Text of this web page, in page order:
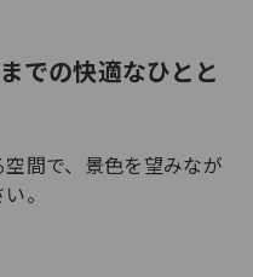
での快適なひとと
間で、景色を望みなが
。